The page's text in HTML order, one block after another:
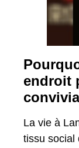
endroit
La vie à
tissu social